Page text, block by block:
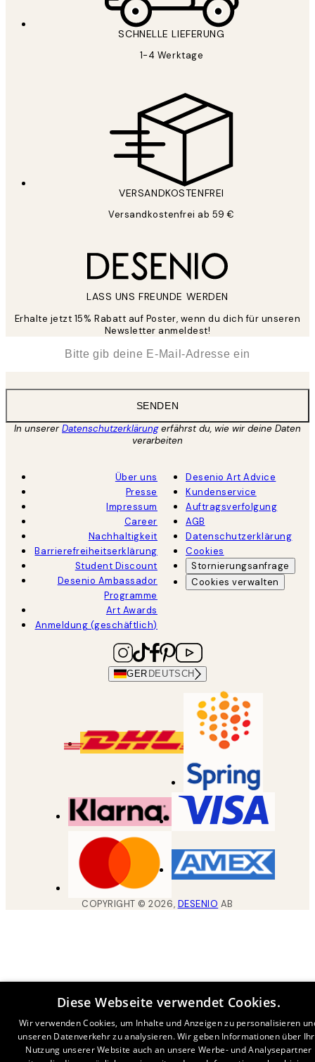
SCHNELLE LIEFERUNG
1-4 Werktage
VERSANDKOSTENFREI
Versandkostenfrei ab 59 €
LASS UNS FREUNDE WERDEN
Erhalte jetzt 15% Rabatt auf Poster, wenn du dich für unseren
Newsletter anmeldest!
SENDEN
In unsererDatenschutzerklärungerfährst du, wie wir deine Daten
verarbeiten
Über uns
Presse
Impressum
Career
Nachhaltigkeit
Barrierefreiheitserklärung
Student Discount
Desenio Ambassador
Programme
Art Awards
Anmeldung (geschäftlich)
Desenio Art Advice
Kundenservice
Auftragsverfolgung
AGB
Datenschutzerklärung
Cookies
Stornierungsanfrage
Cookies verwalten
GER DEUTSCH
COPYRIGHT ©2026, DESENIO AB
Diese Webseite verwendet Cookies.
Wir verwenden Cookies, um Inhalte und Anzeigen zu personalisieren
unseren Datenverkehr zu analysieren. Wir geben Informationen über
Nutzung unserer Website auch an unsere Werbe- und Analysepartner